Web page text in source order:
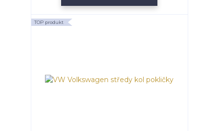
TOP produkt